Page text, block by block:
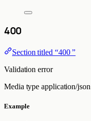
400
Section titled “400 ”
Validation error
Media type application/json
Example